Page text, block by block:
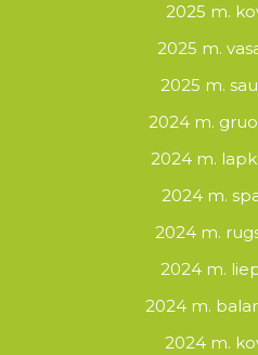
2025 m.
2025 m.
2025 m.
2024 m.
2024 m.
2024 m.
2024 m.
2024 m.
2024 m.
2024 m.